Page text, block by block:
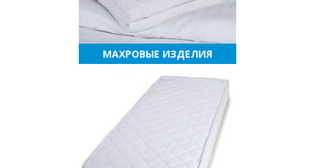
МАХРОВЫЕ ИЗДЕЛИЯ